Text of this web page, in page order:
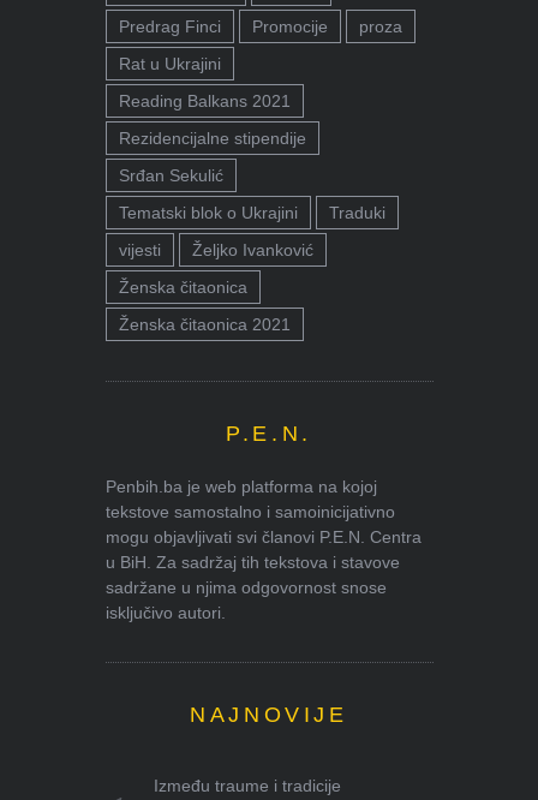
Predrag Finci
Promocije
proza
Rat u Ukrajini
Reading Balkans 2021
Rezidencijalne stipendije
Srđan Sekulić
Tematski blok o Ukrajini
Traduki
vijesti
Željko Ivanković
Ženska čitaonica
Ženska čitaonica 2021
P.E.N.
Penbih.ba je web platforma na kojoj
tekstove samostalno i samoinicijativno
mogu objavljivati svi članovi P.E.N. Centra
u BiH. Za sadržaj tih tekstova i stavove
sadržane u njima odgovornost snose
isključivo autori.
NAJNOVIJE
Između traume i tradicije